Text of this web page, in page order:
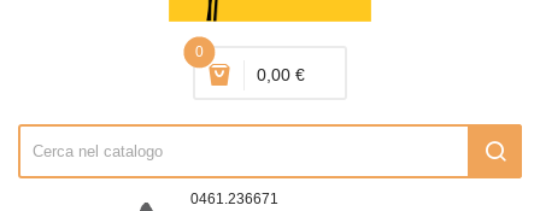
0
0,00 €
0461.236671